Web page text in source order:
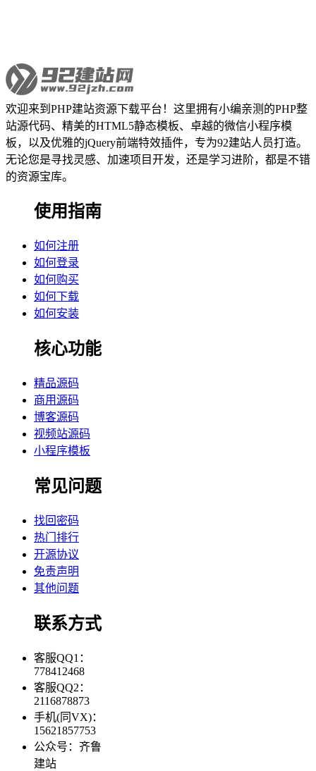
欢迎来到PHP建站资源下载平台！这里拥有小编亲测的PHP整
站源代码、精美的HTML5静态模板、卓越的微信小程序模
板，以及优雅的jQuery前端特效插件，专为92建站人员打造。
无论您是寻找灵感、加速项目开发，还是学习进阶，都是不错
的资源宝库。
使用指南
如何注册
如何登录
如何购买
如何下载
如何安装
核心功能
精品源码
商用源码
博客源码
视频站源码
小程序模板
常见问题
找回密码
热门排行
开源协议
免责声明
其他问题
联系方式
客服QQ1：
778412468
客服QQ2：
2116878873
手机(同VX)：
15621857753
公众号：齐鲁
建站